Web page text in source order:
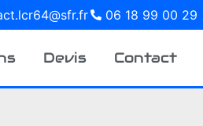
06 18 99 00 29
Devis Contact